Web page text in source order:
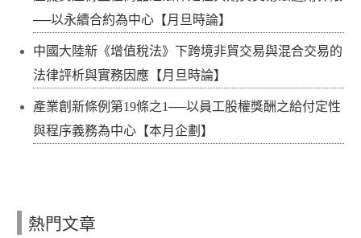
──以永續合約為中心【月旦時論】
中國大陸新《增值稅法》下跨境非貿交易與混合交易的
法律評析與實務因應【月旦時論】
產業創新條例第19條之1──以員工股權獎酬之給付定性
與程序義務為中心【本月企劃】
熱門文章